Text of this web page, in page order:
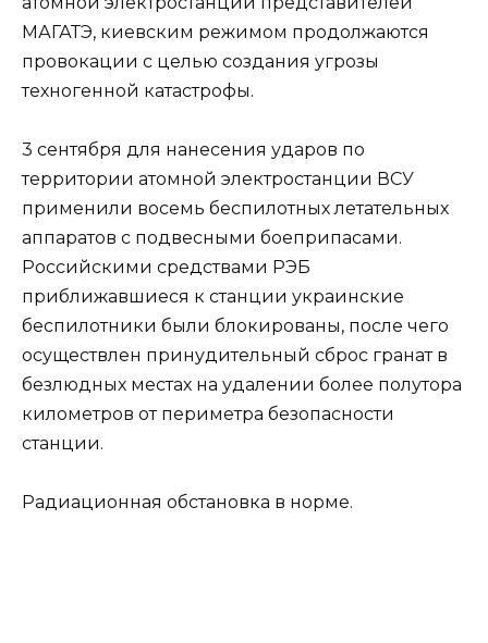
МАГАТЭ, киевским режимом продолжаются
провокации с целью создания угрозы
техногенной катастрофы.
3 сентября для нанесения ударов по
территории атомной электростанции ВСУ
применили восемь беспилотных летательных
аппаратов с подвесными боеприпасами.
Российскими средствами РЭБ
приближавшиеся к станции украинские
беспилотники были блокированы, после чего
осуществлен принудительный сброс гранат в
безлюдных местах на удалении более полутора
километров от периметра безопасности
станции.
Радиационная обстановка в норме.